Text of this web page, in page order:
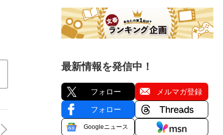
最新情報を発信中！
フォロー メルマガ登録
フォロー
Googleニュース